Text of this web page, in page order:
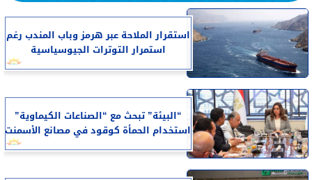
استقرار الملاحة عبر هرمز وباب المندب رغم
استمرار التوترات الجيوسياسية
“البيئة” تبحث مع “الصناعات الكيماوية”
استخدام الحمأة كوقود في مصانع الأسمنت